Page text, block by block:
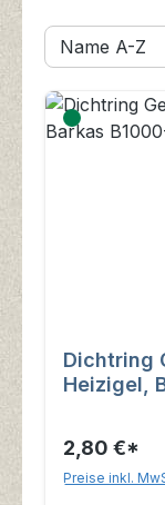
Dichtring
Heizigel,
2,80 €*
Preise inkl.